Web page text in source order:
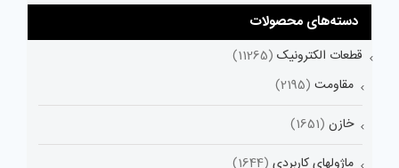
دسته‌های محصولات
قطعات الکترونیک (11265)
مقاومت (2195)
خازن (1651)
ماژولهای کاربردی (1644)